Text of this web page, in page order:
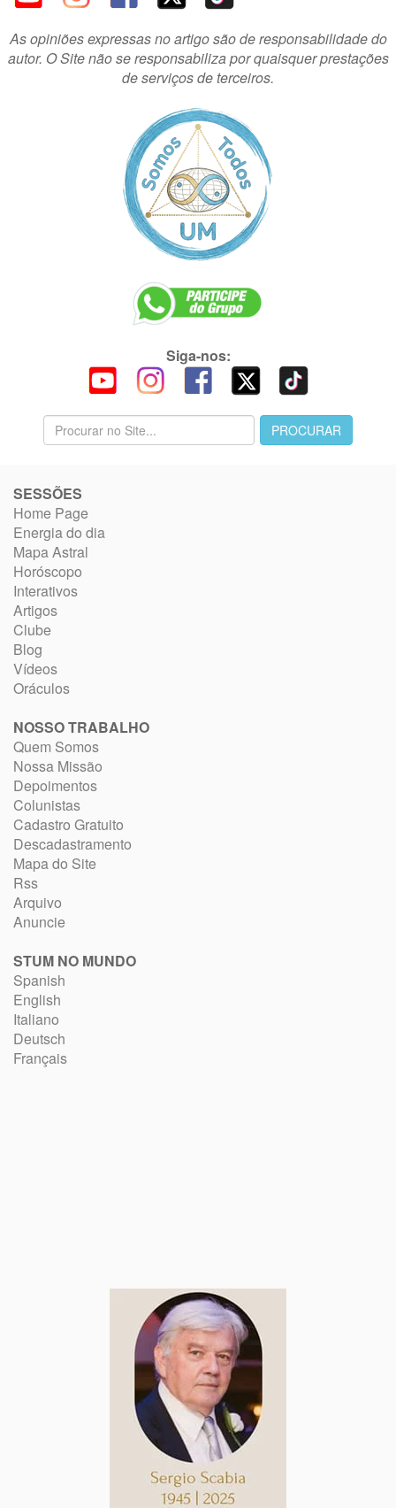
As opiniões expressas no artigo são de responsabilidade do
autor. O Site não se responsabiliza por quaisquer prestações
de serviços de terceiros.
Siga-nos:
SESSÕES
Home Page
Energia do dia
Mapa Astral
Horóscopo
Interativos
Artigos
Clube
Blog
Vídeos
Oráculos
NOSSO TRABALHO
Quem Somos
Nossa Missão
Depoimentos
Colunistas
Cadastro Gratuito
Descadastramento
Mapa do Site
Rss
Arquivo
Anuncie
STUM NO MUNDO
Spanish
English
Italiano
Deutsch
Français